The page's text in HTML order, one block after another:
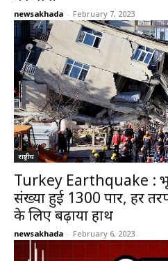
newsakhada - February 7, 2023
राष्ट्रीय
Turkey Earthquake :
संख्या हुई 1300 पार, हर
के लिए बढ़ाया हाथ
newsakhada - February 6, 2023